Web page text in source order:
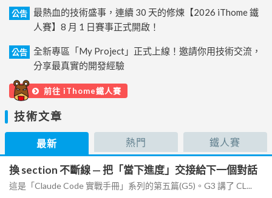
公告
最熱血的技術盛事，連續 30 天的修煉【2026 iThome 鐵
人賽】8 月 1 日賽事正式開啟！
公告
全新專區「My Project」正式上線！邀請你用技術交流，
分享最真實的開發經驗
前往 iThome鐵人賽
技術文章
最新 熱門 鐵人賽
換 section 不斷線 — 把「當下進度」交接給下一個對話
這是「Claude Code 實戰手冊」系列的第五篇(G5)。G3 講了 CL...